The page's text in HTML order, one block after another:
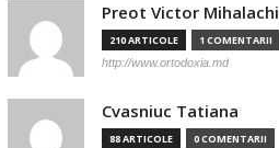
Preot Victor Mihalachi
210 ARTICOLE 1 COMENTARII
http://www.ortodoxia.md
Cvasniuc Tatiana
88 ARTICOLE 0 COMENTARII